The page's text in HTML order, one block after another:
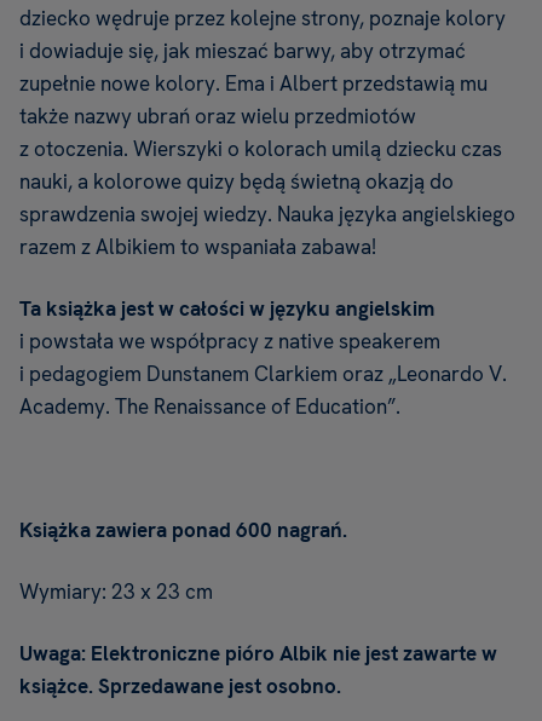
dziecko wędruje przez kolejne strony, poznaje kolory
i dowiaduje się, jak mieszać barwy, aby otrzymać
zupełnie nowe kolory. Ema i Albert przedstawią mu
także nazwy ubrań oraz wielu przedmiotów
z otoczenia. Wierszyki o kolorach umilą dziecku czas
nauki, a kolorowe quizy będą świetną okazją do
sprawdzenia swojej wiedzy. Nauka języka angielskiego
razem z Albikiem to wspaniała zabawa!
Ta książka jest w całości w języku angielskim
i powstała we współpracy z native speakerem
i pedagogiem Dunstanem Clarkiem oraz „Leonardo V.
Academy. The Renaissance of Education”.
Książka zawiera ponad 600 nagrań.
Wymiary: 23 x 23 cm
Uwaga: Elektroniczne pióro Albik nie jest zawarte w
książce. Sprzedawane jest osobno.